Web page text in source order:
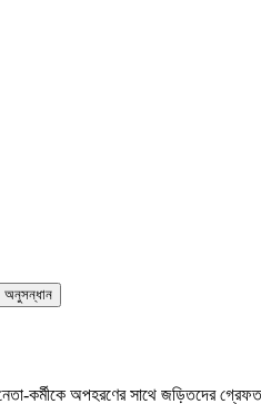
কর্মীকে অপহরণের সাথে জড়িতদের